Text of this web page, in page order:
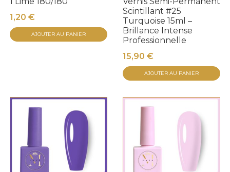
1,20 €
AJOUTER AU PANIER
Scintillant #25
Turquoise 15ml –
Brillance Intense
Professionnelle
15,90 €
AJOUTER AU PANIER